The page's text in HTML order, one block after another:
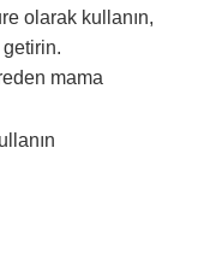
olarak kullanın,
getirin.
mama